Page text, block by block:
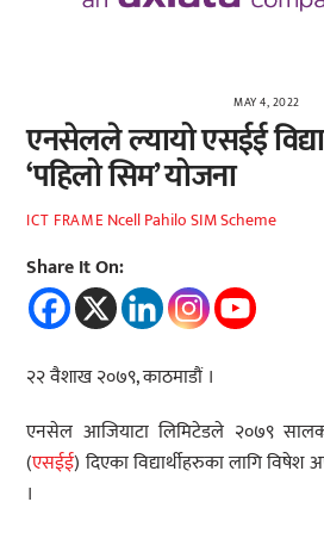
MAY 4, 2022
एनसेलले ल्यायो एसईई
‘पहिलो सिम’ योजना
ICT FRAME Ncell Pahilo SIM Scheme
Share It On:
२२ वैशाख २०७९, काठमाडौं ।
एनसेल आजियाटा लिमिटेडले २०७९ सालको
(एसईई) दिएका विद्यार्थीहरुका लागि विषेश
।